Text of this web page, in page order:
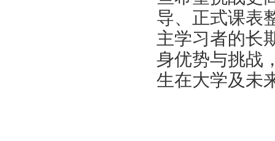
导、正式课表
主学习者的长
身优势与挑战
生在大学及未